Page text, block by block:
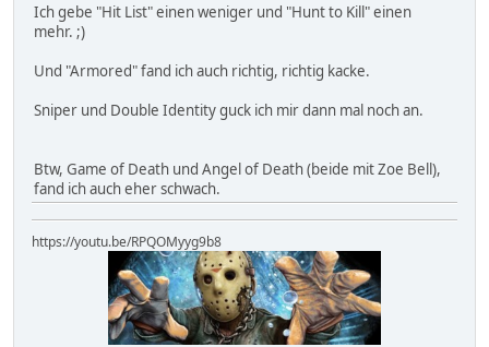
Ich gebe "Hit List" einen weniger und "Hunt to Kill" einen
mehr. ;)
Und "Armored" fand ich auch richtig, richtig kacke.
Sniper und Double Identity guck ich mir dann mal noch an.
Btw, Game of Death und Angel of Death (beide mit Zoe Bell),
fand ich auch eher schwach.
https://youtu.be/RPQOMyyg9b8